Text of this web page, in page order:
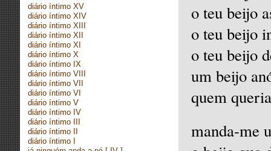
diário íntimo XV
diário íntimo XIV
diário íntimo XIII
diário íntimo XII
diário íntimo XI
diário íntimo X
diário íntimo IX
diário íntimo VIII
diário íntimo VII
diário íntimo VI
diário íntimo V
diário íntimo IV
diário íntimo III
diário íntimo II
diário íntimo I
o teu beijo
o teu beijo
o teu beijo
um beijo
quem
manda-me